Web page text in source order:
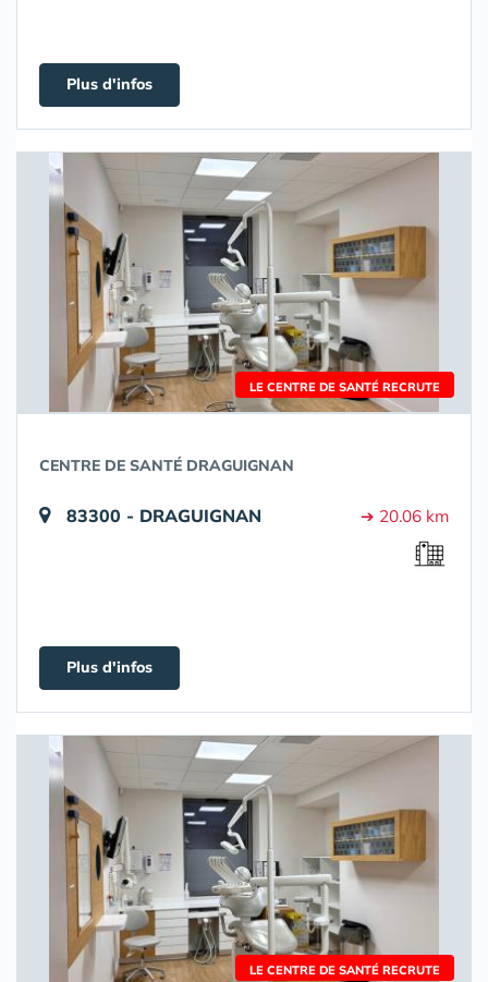
Plus d'infos
LE CENTRE DE SANTÉ RECRUTE
CENTRE DE SANTÉ DRAGUIGNAN
83300 - DRAGUIGNAN ➔ 20.06 km
Plus d'infos
LE CENTRE DE SANTÉ RECRUTE